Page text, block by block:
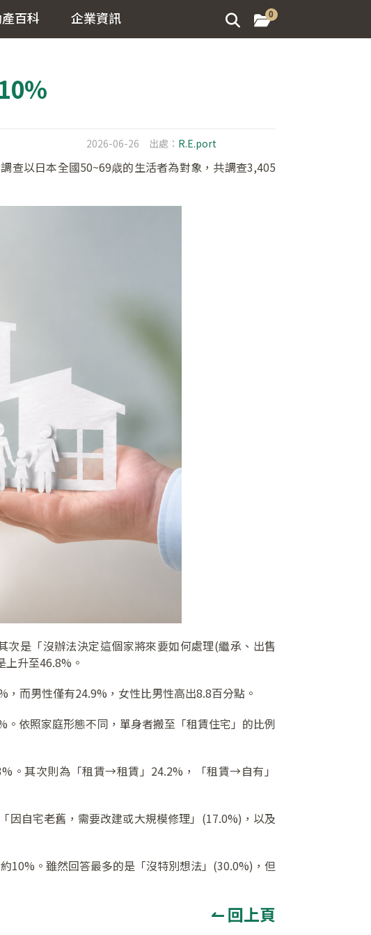
百科 企業資訊 0
2026-06-26 出處： R.E.port
查以日本全國50~69歳的生活者為對象，共調查3,405
是「沒辦法決定這個家將來要如何處理(繼承、出售
升至46.8%。
而男性僅有24.9%，女性比男性高出8.8百分點。
依照家庭形態不同，單身者搬至「租賃住宅」的比例
。其次則為「租賃→租賃」24.2%，「租賃→自有」
因自宅老舊，需要改建或大規模修理」(17.0%)，以及
10%。雖然回答最多的是「沒特別想法」(30.0%)，但
↼ 回上頁